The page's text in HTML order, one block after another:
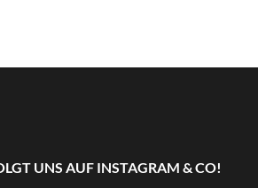
UNS AUF INSTAGRAM & CO!